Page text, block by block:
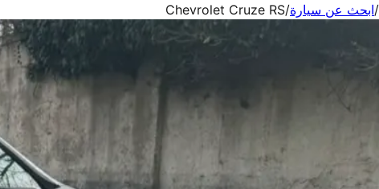
/ابحث عن سيارة/
Chevrolet Cruze RS